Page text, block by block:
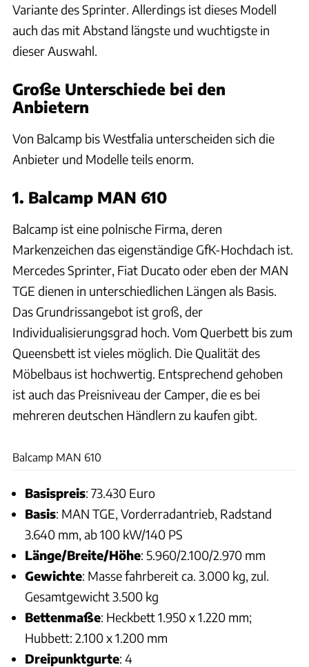
Variante des Sprinter. Allerdings ist dieses Modell
auch das mit Abstand längste und wuchtigste in
dieser Auswahl.
Große Unterschiede bei den
Anbietern
Von Balcamp bis Westfalia unterscheiden sich die
Anbieter und Modelle teils enorm.
1. Balcamp MAN 610
Balcamp ist eine polnische Firma, deren
Markenzeichen das eigenständige GfK-Hochdach ist.
Mercedes Sprinter, Fiat Ducato oder eben der MAN
TGE dienen in unterschiedlichen Längen als Basis.
Das Grundrissangebot ist groß, der
Individualisierungsgrad hoch. Vom Querbett bis zum
Queensbett ist vieles möglich. Die Qualität des
Möbelbaus ist hochwertig. Entsprechend gehoben
ist auch das Preisniveau der Camper, die es bei
mehreren deutschen Händlern zu kaufen gibt.
Balcamp MAN 610
Basispreis: 73.430 Euro
Basis: MAN TGE, Vorderradantrieb, Radstand
3.640 mm, ab 100 kW/140 PS
Länge/Breite/Höhe: 5.960/2.100/2.970 mm
Gewichte: Masse fahrbereit ca. 3.000 kg, zul.
Gesamtgewicht 3.500 kg
Bettenmaße: Heckbett 1.950 x 1.220 mm;
Hubbett: 2.100 x 1.200 mm
Dreipunktgurte: 4